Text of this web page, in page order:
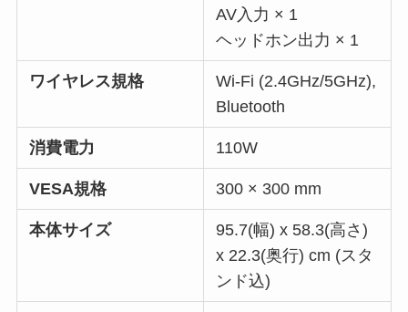
AV入力 × 1
ヘッドホン出力 × 1
ワイヤレス規格
Wi-Fi (2.4GHz/5GHz),
Bluetooth
消費電力 110W
VESA規格 300 × 300 mm
本体サイズ
95.7(幅) x 58.3(高さ)
x 22.3(奥行) cm (スタ
ンド込)